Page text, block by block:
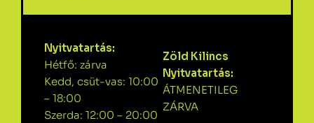
Nyitvatartás:
Hétfő: zárva
Kedd, csüt-vas: 10:00
– 18:00
Szerda: 12:00 – 20:00
Zöld Kilincs
Nyitvatartás:
ÁTMENETILEG
ZÁRVA